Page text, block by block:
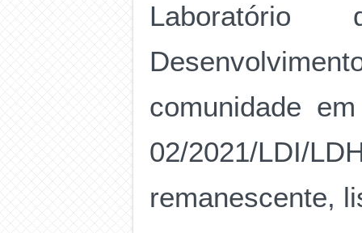
comunidade
02/2021/LDI/
remanescente,